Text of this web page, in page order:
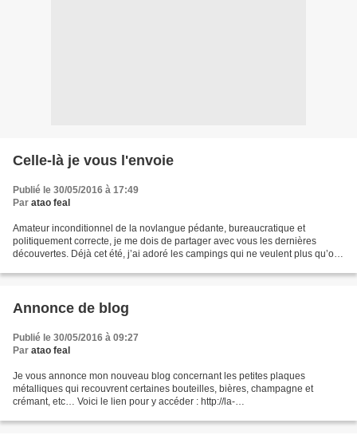
Celle-là je vous l'envoie
Publié le 30/05/2016 à 17:49
Par atao feal
Amateur inconditionnel de la novlangue pédante, bureaucratique et
politiquement correcte, je me dois de partager avec vous les dernières
découvertes. Déjà cet été, j’ai adoré les campings qui ne veulent plus qu’on
Annonce de blog
Publié le 30/05/2016 à 09:27
Par atao feal
Je vous annonce mon nouveau blog concernant les petites plaques
métalliques qui recouvrent certaines bouteilles, bières, champagne et
crémant, etc… Voici le lien pour y accéder : http://la-